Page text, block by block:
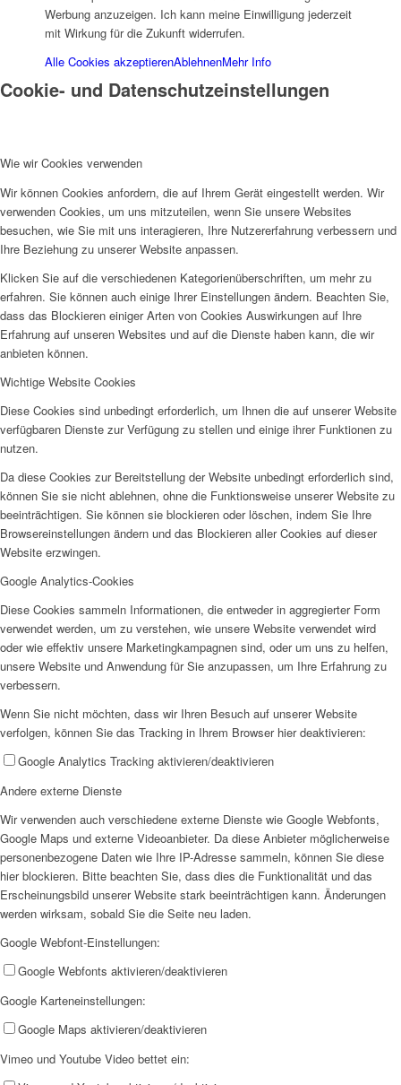
Betriebsrat
AG Wohlfahrt im Kreis Kleve
Links
Mitglied werden
Ehrenamt
Werbung anzuzeigen. Ich kann meine Einwilligung jederzeit
mit Wirkung für die Zukunft widerrufen.
Alle Cookies akzeptierenAblehnenMehr Info
Cookie- und Datenschutzeinstellungen
Wie wir Cookies verwenden
Wir können Cookies anfordern, die auf Ihrem Gerät eingestellt werden. Wir
verwenden Cookies, um uns mitzuteilen, wenn Sie unsere Websites
besuchen, wie Sie mit uns interagieren, Ihre Nutzererfahrung verbessern und
Ihre Beziehung zu unserer Website anpassen.
Klicken Sie auf die verschiedenen Kategorienüberschriften, um mehr zu
erfahren. Sie können auch einige Ihrer Einstellungen ändern. Beachten Sie,
dass das Blockieren einiger Arten von Cookies Auswirkungen auf Ihre
Erfahrung auf unseren Websites und auf die Dienste haben kann, die wir
anbieten können.
Wichtige Website Cookies
Diese Cookies sind unbedingt erforderlich, um Ihnen die auf unserer Website
verfügbaren Dienste zur Verfügung zu stellen und einige ihrer Funktionen zu
nutzen.
Da diese Cookies zur Bereitstellung der Website unbedingt erforderlich sind,
können Sie sie nicht ablehnen, ohne die Funktionsweise unserer Website zu
beeinträchtigen. Sie können sie blockieren oder löschen, indem Sie Ihre
Browsereinstellungen ändern und das Blockieren aller Cookies auf dieser
Website erzwingen.
Google Analytics-Cookies
Diese Cookies sammeln Informationen, die entweder in aggregierter Form
verwendet werden, um zu verstehen, wie unsere Website verwendet wird
oder wie effektiv unsere Marketingkampagnen sind, oder um uns zu helfen,
unsere Website und Anwendung für Sie anzupassen, um Ihre Erfahrung zu
verbessern.
Wenn Sie nicht möchten, dass wir Ihren Besuch auf unserer Website
verfolgen, können Sie das Tracking in Ihrem Browser hier deaktivieren:
Google Analytics Tracking aktivieren/deaktivieren
Andere externe Dienste
Wir verwenden auch verschiedene externe Dienste wie Google Webfonts,
Google Maps und externe Videoanbieter. Da diese Anbieter möglicherweise
personenbezogene Daten wie Ihre IP-Adresse sammeln, können Sie diese
hier blockieren. Bitte beachten Sie, dass dies die Funktionalität und das
Erscheinungsbild unserer Website stark beeinträchtigen kann. Änderungen
werden wirksam, sobald Sie die Seite neu laden.
Google Webfont-Einstellungen:
Google Webfonts aktivieren/deaktivieren
Google Karteneinstellungen:
Google Maps aktivieren/deaktivieren
Vimeo und Youtube Video bettet ein: